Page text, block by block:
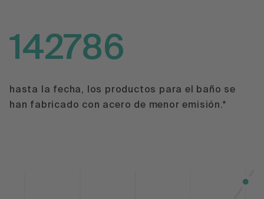
142786
hasta la fecha, los productos para el baño se
han fabricado con acero de menor emisión.*